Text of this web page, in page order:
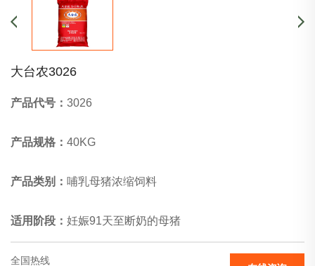
大台农3026
产品代号： 3026
产品规格： 40KG
产品类别： 哺乳母猪浓缩饲料
适用阶段： 妊娠91天至断奶的母猪
全国热线